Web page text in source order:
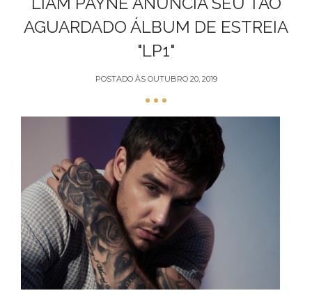
AGUARDADO ÁLBUM DE ESTREIA
"LP1"
POSTADO ÀS OUTUBRO 20, 2019